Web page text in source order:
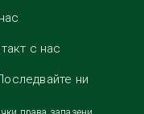
с нас
ни